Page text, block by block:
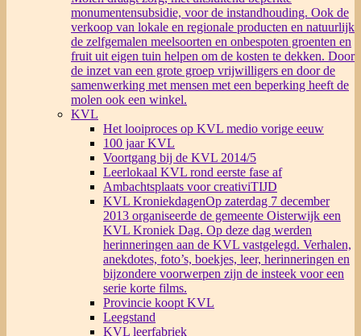
monumentensubsidie, voor de instandhouding. Ook de
verkoop van lokale en regionale producten en natuurlijk
de zelfgemalen meelsoorten en onbespoten groenten en
fruit uit eigen tuin helpen om de kosten te dekken. Door
de inzet van een grote groep vrijwilligers en door de
samenwerking met mensen met een beperking heeft de
molen ook een winkel.
KVL
Het looiproces op KVL medio vorige eeuw
100 jaar KVL
Voortgang bij de KVL 2014/5
Leerlokaal KVL rond eerste fase af
Ambachtsplaats voor creativiTIJD
KVL KroniekdagenOp zaterdag 7 december
2013 organiseerde de gemeente Oisterwijk een
KVL Kroniek Dag. Op deze dag werden
herinneringen aan de KVL vastgelegd. Verhalen,
anekdotes, foto’s, boekjes, leer, herinneringen en
bijzondere voorwerpen zijn de insteek voor een
serie korte films.
Provincie koopt KVL
Leegstand
KVL leerfabriek